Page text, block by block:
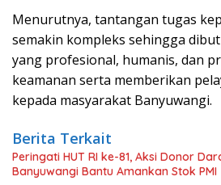
Menurutnya, tantangan tugas
semakin kompleks sehingga
yang profesional, humanis, dan
keamanan serta memberikan
kepada masyarakat Banyuwangi.
Berita Terkait
Peringati HUT RI ke-81, Aksi Donor
Banyuwangi Bantu Amankan Stok PMI